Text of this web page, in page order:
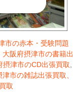
市の赤本・受験問題
阪府摂津市の書籍出
津市のCD出張買取
市の雑誌出張買取、
取